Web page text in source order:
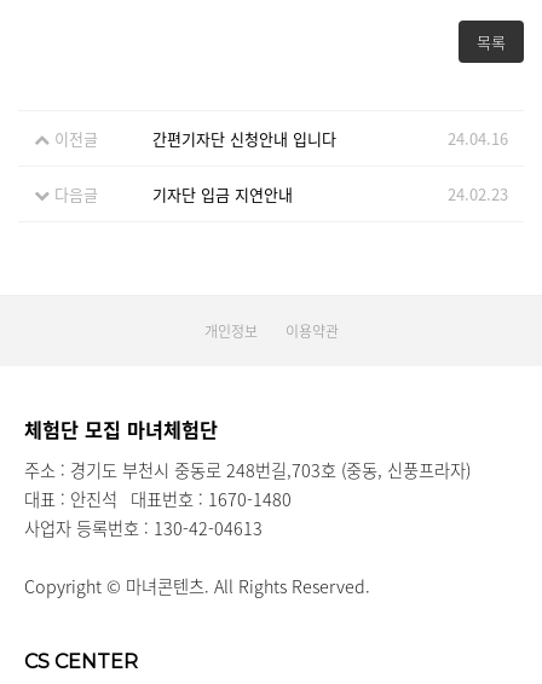
목록
이전글 간편기자단 신청안내 입니다 24.04.16
다음글 기자단 입금 지연안내 24.02.23
개인정보 이용약관
체험단 모집 마녀체험단
주소 : 경기도 부천시 중동로 248번길,703호 (중동, 신풍프라자)
대표 : 안진석 대표번호 : 1670-1480
사업자 등록번호 : 130-42-04613
Copyright © 마녀콘텐츠. All Rights Reserved.
CS CENTER